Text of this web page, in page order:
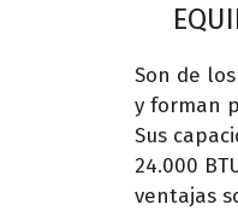
Son de
y forman
Sus
24.000
ventajas